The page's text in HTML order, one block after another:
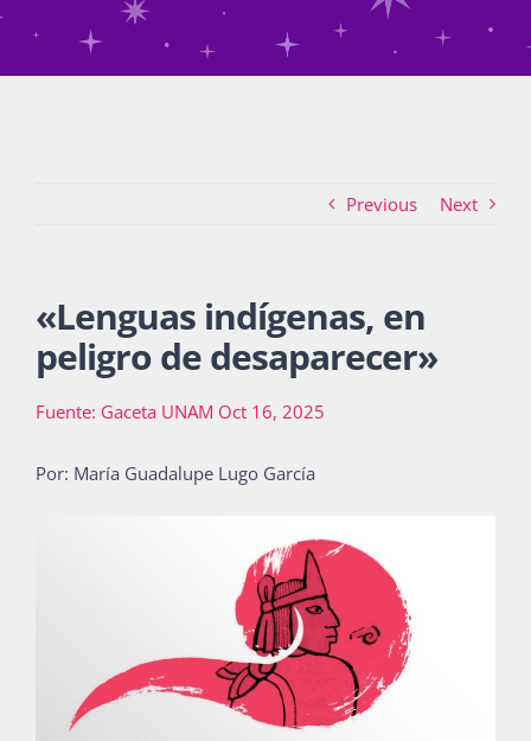
Atención de la violencia de género
La Boletina
Blog
Recursos
Súmate
Previous Next
«Lenguas indígenas, en
peligro de desaparecer»
Fuente: Gaceta UNAM Oct 16, 2025
Por: María Guadalupe Lugo García